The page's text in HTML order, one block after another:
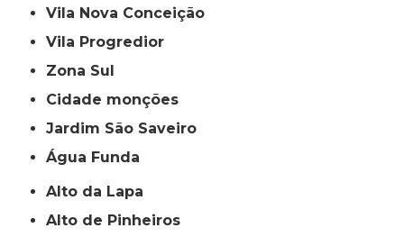
Vila Nova Conceição
Vila Progredior
Zona Sul
cidade monções
jardim São Saveiro
Água Funda
Alto da Lapa
Alto de Pinheiros